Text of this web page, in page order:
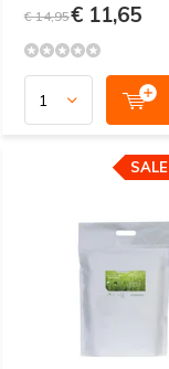
€ 14,95€ 11,65
SALE